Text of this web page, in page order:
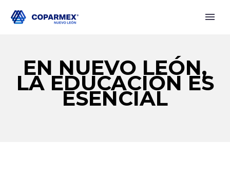
EN NUEVO LEÓN,
LA EDUCACIÓN ES
ESENCIAL